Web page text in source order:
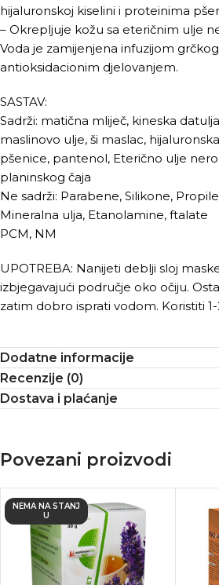
hijaluronskoj kiselini i proteinima
– Okrepljuje kožu sa eteričnim ulje
Voda je zamijenjena infuzijom
antioksidacionim djelovanjem.
SASTAV:
Sadrži: matična mliječ, kineska
maslinovo ulje, ši maslac,
pšenice, pantenol, Eterično ulje
planinskog čaja
Ne sadrži: Parabene, Silikone,
Mineralna ulja, Etanolamine, ftalate
PCM, NM
UPOTREBA: Nanijeti deblji sloj
izbjegavajući područje oko očiju.
zatim dobro isprati vodom. Koristiti
Dodatne informacije
Recenzije (0)
Dostava i plaćanje
Povezani proizvodi
NEMA NA STANJ
U